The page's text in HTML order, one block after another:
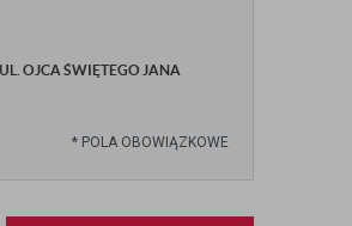
OJCA ŚWIĘTEGO JANA
* POLA OBOWIĄZKOWE